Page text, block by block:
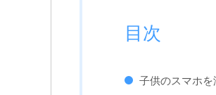
目次
子供のスマホ